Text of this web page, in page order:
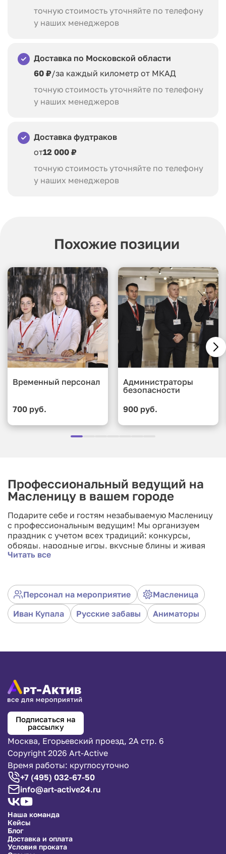
точную стоимость уточняйте по телефону
у наших менеджеров
Доставка по Московской области
60 ₽/за каждый километр от МКАД
точную стоимость уточняйте по телефону
у наших менеджеров
Доставка фудтраков
от12 000 ₽
точную стоимость уточняйте по телефону
у наших менеджеров
Похожие позиции
Временный персонал
700 руб.
Администраторы
безопасности
900 руб.
Профессиональный ведущий на
Масленицу в вашем городе
Подарите себе и гостям незабываемую Масленицу
с профессиональным ведущим! Мы организуем
праздник с учетом всех традиций: конкурсы,
обряды, народные игры, вкусные блины и живая
атмосфера. Наш ведущий обеспечит яркие эмоции,
корпоративов, городских праздников и школьных
утренников. Обращайтесь прямо сейчас, чтобы
забронировать дату и сделать Масленицу ярким
событием этого года!
Читать все
Персонал на мероприятие
Масленица
Иван Купала
Русские забавы Аниматоры
Подписаться на
рассылку
Москва, Егорьевский проезд, 2А стр. 6
Copyright 2026 Art-Active
Время работы: круглосуточно
+7 (495) 032-67-50
info@art-active24.ru
Наша команда
Кейсы
Блог
Доставка и оплата
Условия проката